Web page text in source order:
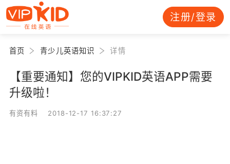
注册/登录
首页 青少儿英语知识 详情
【重要通知】您的VIPKID英语APP需要
升级啦！
有资有料 2018-12-17 16:37:27